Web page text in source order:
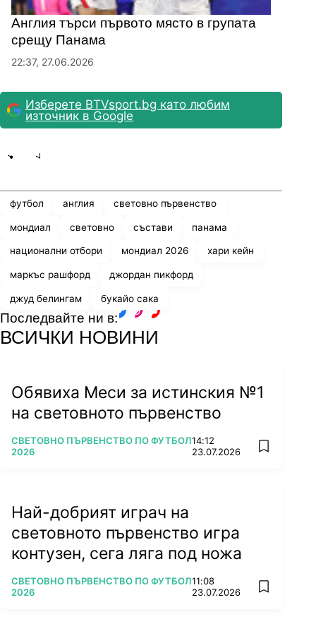
Англия търси първото място в групата
срещу Панама
22:37, 27.06.2026
Изберете BTVsport.bg като любим
източник в Google
футбол англия световно първенство
мондиал световно състави панама
национални отбори мондиал 2026 хари кейн
маркъс рашфорд джордан пикфорд
джуд белингам букайо сака
Последвайте ни в:
ВСИЧКИ НОВИНИ
Обявиха Меси за истинския №1
на световното първенство
ПОВЕЧЕ ОТ
СВЕТОВНО ПЪРВЕНСТВО ПО ФУТБОЛ
2026
14:12
23.07.2026
add
Най-добрият играч на
световното първенство игра
контузен, сега ляга под ножа
ПОВЕЧЕ ОТ
СВЕТОВНО ПЪРВЕНСТВО ПО ФУТБОЛ
2026
11:08
23.07.2026
add